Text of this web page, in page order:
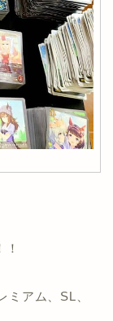
ミアム、SL、